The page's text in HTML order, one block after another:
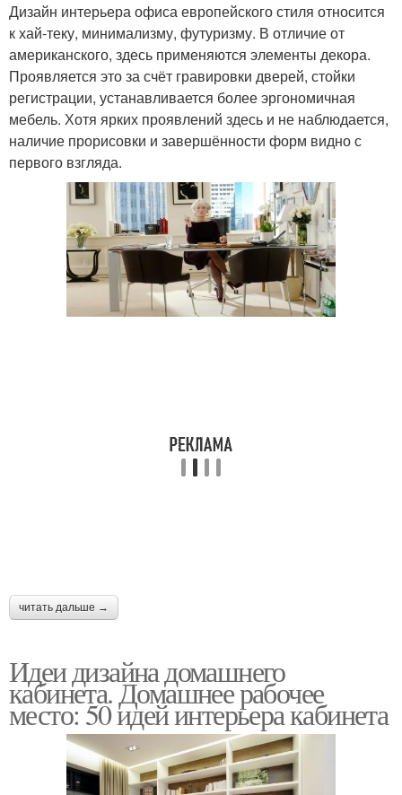
Дизайн интерьера офиса европейского стиля относится
к хай-теку, минимализму, футуризму. В отличие от
американского, здесь применяются элементы декора.
Проявляется это за счёт гравировки дверей, стойки
регистрации, устанавливается более эргономичная
мебель. Хотя ярких проявлений здесь и не наблюдается,
наличие прорисовки и завершённости форм видно с
первого взгляда.
читать дальше →
Идеи дизайна домашнего
кабинета. Домашнее рабочее
место: 50 идей интерьера кабинета